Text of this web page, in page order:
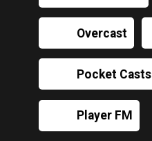
Overcast
Pocket Casts
Player FM